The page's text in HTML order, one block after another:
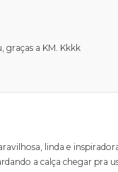
a KM. Kkkk
linda e
a calça chegar pra